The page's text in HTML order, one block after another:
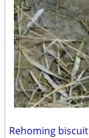
Rehoming biscuit